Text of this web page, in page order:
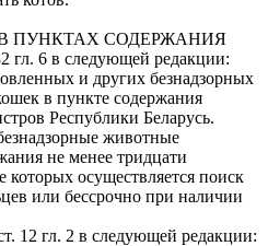
ПУНКТАХ СОДЕРЖАНИЯ
гл. 6 в следующей редакции:
и других безнадзорных
в пункте содержания
Республики Беларусь.
животные
не менее тридцати
которых осуществляется поиск
или бессрочно при наличии
12 гл. 2 в следующей редакции: